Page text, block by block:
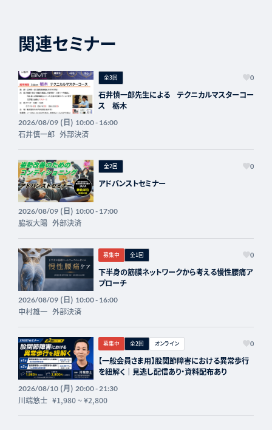
関連セミナー
全3回 0
石井慎一郎先生による テクニカルマスターコー
ス 栃木
2026/08/09(日) 10:00 - 16:00
石井慎一郎 外部決済
全2回 0
アドバンストセミナー
2026/08/09(日) 10:00 - 17:00
脇坂大陽 外部決済
募集中 全1回 0
下半身の筋膜ネットワークから考える慢性腰痛ア
プローチ
2026/08/09(日) 10:00 - 16:00
中村雄一 外部決済
募集中 全2回 オンライン 0
【一般会員さま用】股関節障害における異常歩行
を紐解く｜見逃し配信あり・資料配布あり
2026/08/10(月) 20:00 - 21:30
川端悠士 ¥1,980~¥2,800